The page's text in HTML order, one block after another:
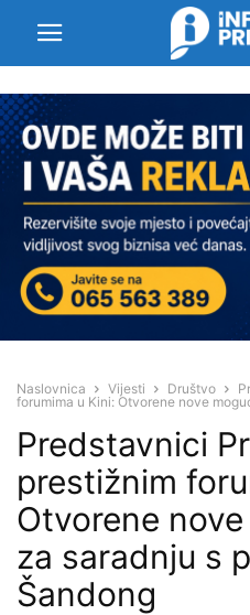
Naslovnica Vijesti Društvo
forumima u Kini: Otvorene nove
Predstavnici
prestižnim
Otvorene
za saradnju s
Šandong